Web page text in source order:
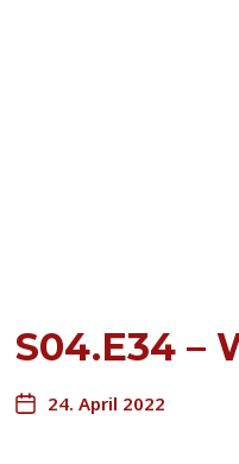
S04.E34 –
24. April 2022